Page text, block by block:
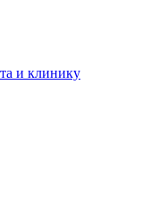
и клинику